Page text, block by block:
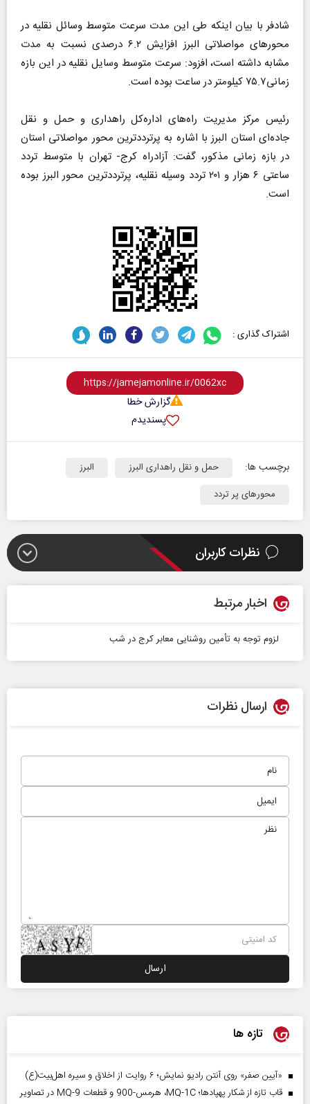
شادفر با بیان اینکه طی این مدت سرعت متوسط وسائل نقلیه در
محور‌های مواصلاتی البرز افزایش ۶.۲ درصدی نسبت به مدت
مشابه داشته است، افزود: سرعت متوسط وسایل نقلیه در این بازه
زمانی۷۵.۷ کیلومتر در ساعت بوده است.
رئیس مرکز مدیریت راه‌های اداره‌کل راهداری و حمل و نقل
جاده‌ای استان البرز با اشاره به پرترددترین محور مواصلاتی استان
در بازه زمانی مذکور، گفت: آزادراه کرج- تهران با متوسط تردد
ساعتی ۶ هزار و ۲۰۱ تردد وسیله نقلیه، پرترددترین محور البرز بوده
است.
اشتراک گذاری :
گزارش خطا
پسندیدم
برچسب ها: حمل و نقل راهداری البرز
البرز
محورهای پر تردد
نظرات کاربران
اخبار مرتبط
لزوم توجه به تأمین روشنایی معابر کرج در شب
ارسال نظرات
تازه ها
«آیین صفر» روی آنتن رادیو نمایش؛ ۶ روایت از اخلاق و سیره اهل‌بیت(ع)
قاب تازه از شکار پهپادها؛ MQ-1C، هرمس-900 و قطعات MQ-9 در تصاویر